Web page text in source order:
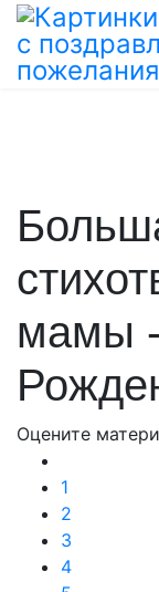
мамы
Оцените
1
2
3
4